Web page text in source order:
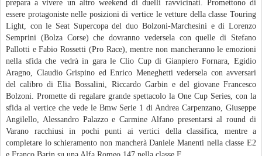
prepara a vivere un altro weekend di duelli ravvicinati. Promettono di
essere protagoniste nelle posizioni di vertice le vetture della classe Touring
Light, con le Seat Supercopa del duo Bolzoni-Marchesini e di Lorenzo
Semprini (Bolza Corse) che dovranno vedersela con quelle di Stefano
Pallotti e Fabio Rossetti (Pro Race), mentre non mancheranno le emozioni
nella sfida che vedrà in gara le Clio Cup di Gianpiero Fornara, Egidio
Aragno, Claudio Grispino ed Enrico Meneghetti vedersela con avversari
del calibro di Elia Bossalini, Riccardo Garbin e del giovane Francesco
Bolzoni. Promette di regalare grande spettacolo la One Cup Series, con la
sfida al vertice che vede le Bmw Serie 1 di Andrea Carpenzano, Giuseppe
Angilello, Alessandro Palazzo e Carmine Alfano presentarsi al round di
Varano racchiusi in pochi punti ai vertici della classifica, mentre a
completare lo schieramento non mancherà Daniele Manenti nella classe E2